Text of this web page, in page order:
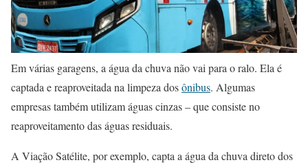
Em várias garagens, a água da chuva não vai para o ralo. Ela é
captada e reaproveitada na limpeza dosônibus. Algumas
empresas também utilizam águas cinzas – que consiste no
reaproveitamento das águas residuais.
A Viação Satélite, por exemplo, capta a água da chuva direto dos